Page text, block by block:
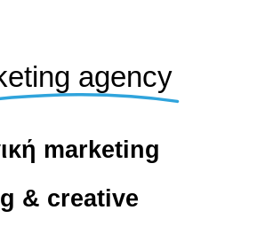
agency
marketing
& creative